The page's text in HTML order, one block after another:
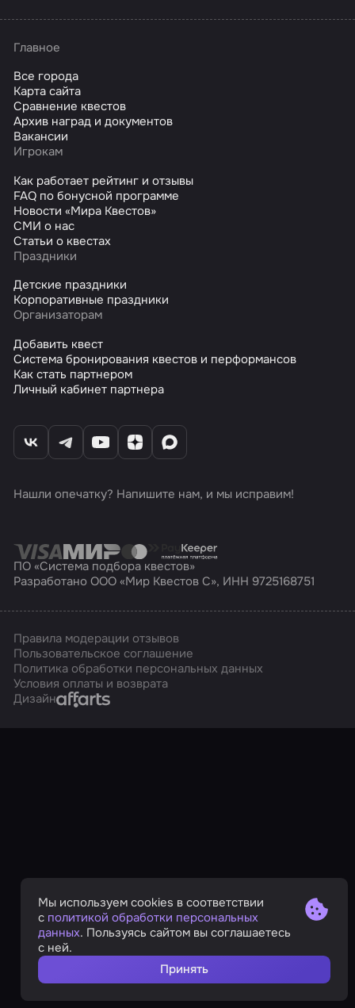
Главное
Все города
Карта сайта
Сравнение квестов
Архив наград и документов
Вакансии
Игрокам
Как работает рейтинг и отзывы
FAQ по бонусной программе
Новости «Мира Квестов»
СМИ о нас
Статьи о квестах
Праздники
Детские праздники
Корпоративные праздники
Организаторам
Добавить квест
Система бронирования квестов и перформансов
Как стать партнером
Личный кабинет партнера
Нашли опечатку? Напишите нам, и мы исправим!
ПО «Система подбора квестов»
Разработано ООО «Мир Квестов С», ИНН 9725168751
Правила модерации отзывов
Пользовательское соглашение
Политика обработки персональных данных
Условия оплаты и возврата
ДизайнAffarts
Мы используем cookies в соответствии
с политикой обработки персональных
данных. Пользуясь сайтом вы соглашаетесь
с ней.
Принять